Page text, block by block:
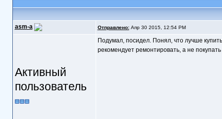
asm-a Отправлено:Апр 30 2015, 12:54 PM
Активный
пользователь
Подумал, посидел. Понял, что лучше
рекомендует ремонтировать, а не